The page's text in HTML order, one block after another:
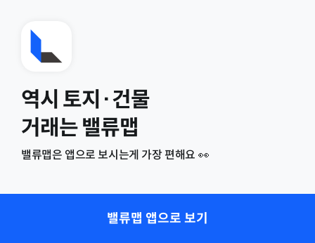
역시 토지·건물
거래는 밸류맵
밸류맵은 앱으로 보시는게 가장 편해요 👀
밸류맵 앱으로 보기